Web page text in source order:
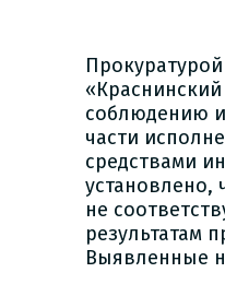
соблюдению
части
средствами
установлено,
не
результатам
Выявленные